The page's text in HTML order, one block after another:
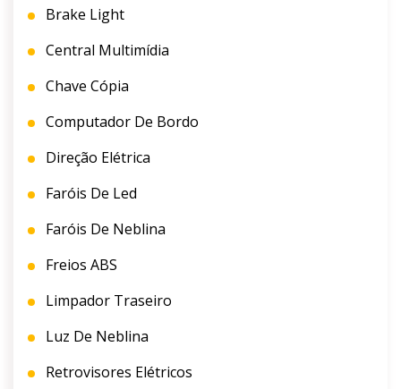
Brake Light
Central Multimídia
Chave Cópia
Computador De Bordo
Direção Elétrica
Faróis De Led
Faróis De Neblina
Freios ABS
Limpador Traseiro
Luz De Neblina
Retrovisores Elétricos